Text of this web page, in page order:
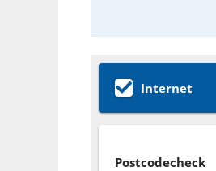
Internet
Postcodecheck